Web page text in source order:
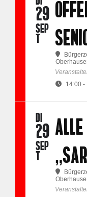
29
SEP
T
14:00 -
DI
29
SEP
T